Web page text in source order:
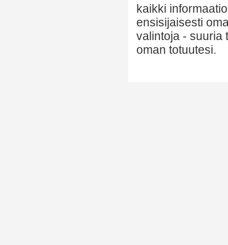
kaikki
ensisijaisesti
valintoja - suuria
oman totuutesi.